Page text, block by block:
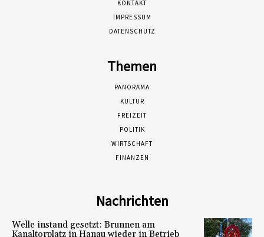
KONTAKT
IMPRESSUM
DATENSCHUTZ
Themen
PANORAMA
KULTUR
FREIZEIT
POLITIK
WIRTSCHAFT
FINANZEN
Nachrichten
Welle instand gesetzt: Brunnen am
Kanaltorplatz in Hanau wieder in Betrieb